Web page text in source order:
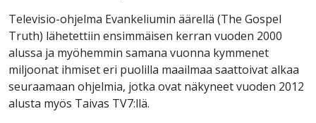
Televisio-ohjelma Evankeliumin äärellä (The Gospel
Truth) lähetettiin ensimmäisen kerran vuoden 2000
alussa ja myöhemmin samana vuonna kymmenet
miljoonat ihmiset eri puolilla maailmaa saattoivat alkaa
seuraamaan ohjelmia, jotka ovat näkyneet vuoden 2012
alusta myös Taivas TV7:llä.